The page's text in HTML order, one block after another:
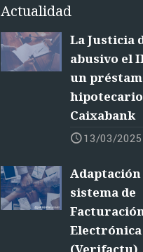
Actualidad
La Justicia
abusivo el
un
Caixabank
13/03/2025
sistema de
Electrónica
(Verifactu)